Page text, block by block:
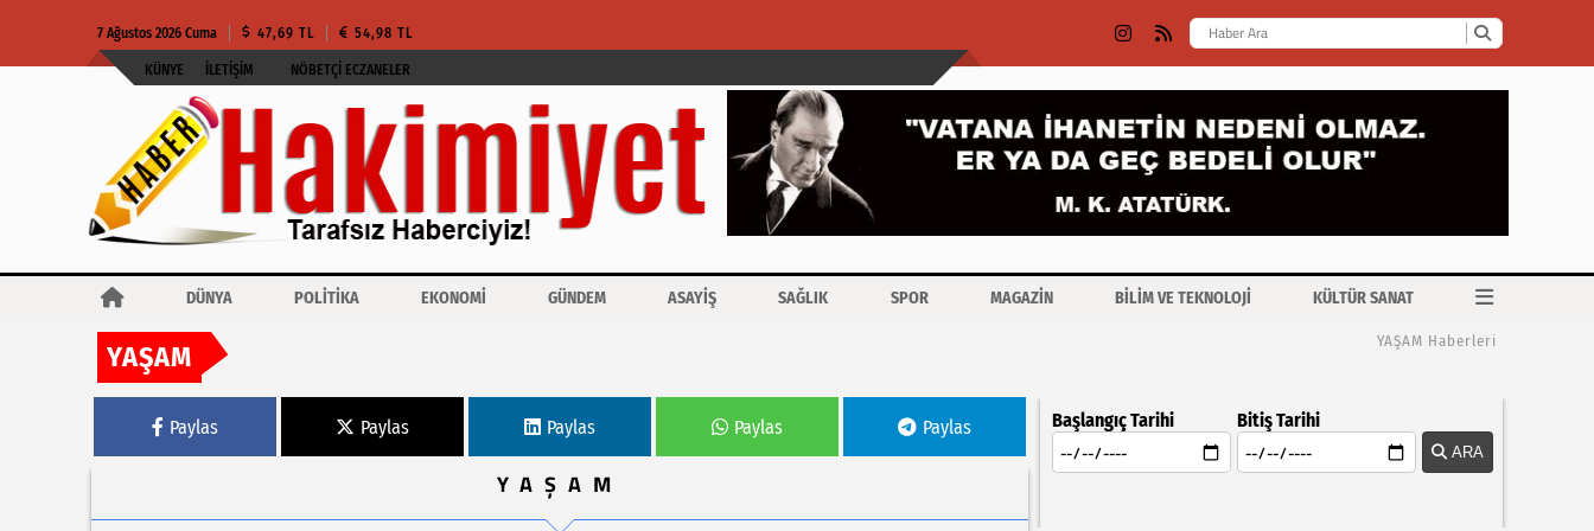
7 Ağustos 2026 Cuma 47,69 TL 54,98 TL
KÜNYE İLETIŞIM NÖBETÇI ECZANELER
DÜNYA POLİTİKA EKONOMİ GÜNDEM ASAYİŞ SAĞLIK SPOR MAGAZİN BİLİM VE TEKNOLOJİ KÜLTÜR SANAT
YAŞAM YAŞAM Haberleri
Paylas Paylas Paylas Paylas Paylas
YAŞAM
Başlangıç Tarihi Bitiş Tarihi
ARA